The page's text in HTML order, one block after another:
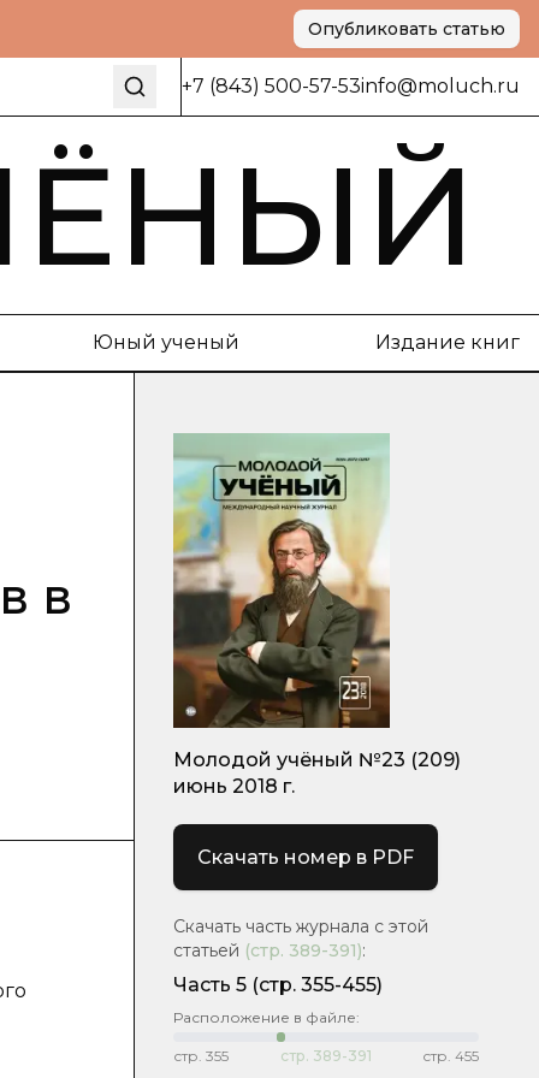
Опубликовать статью
+7 (843) 500-57-53info@moluch.ru
Юный ученый Издание книг
в
Молодой учёный №23 (209)
июнь 2018 г.
Скачать номер в PDF
Скачать часть журнала с этой
статьей (стр. 389-391):
Часть 5 (стр. 355-455)
Расположение в файле:
стр. 355 стр. 389-391 стр. 455